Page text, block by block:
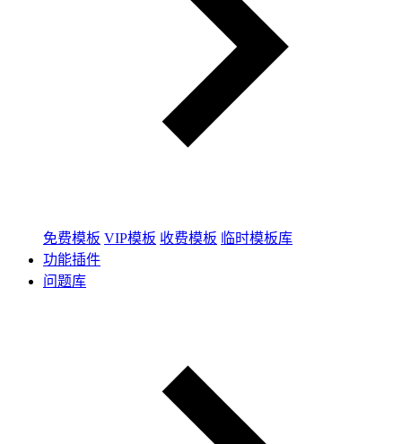
免费模板 VIP模板 收费模板 临时模板库
功能插件
问题库